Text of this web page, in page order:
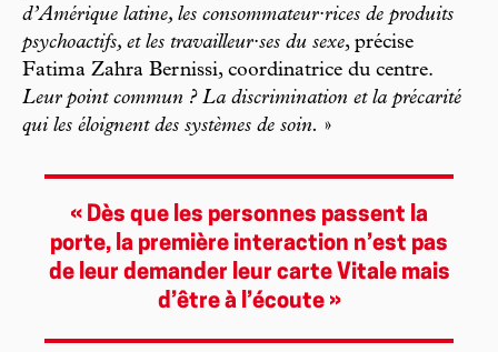
d’Amérique latine, les consommateur·rices de produits
psychoactifs, et les travailleur·ses du sexe, précise
Fatima Zahra Bernissi, coordinatrice du centre.
Leur point commun ? La discrimination et la précarité
qui les éloignent des systèmes de soin. »
« Dès que les personnes passent la
porte, la première interaction n’est pas
de leur demander leur carte Vitale mais
d’être à l’écoute »